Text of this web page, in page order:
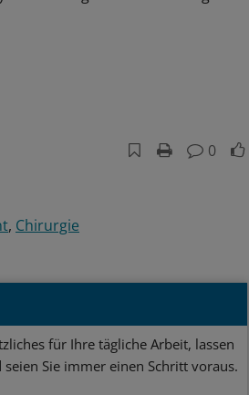
0
Chirurgie
für Ihre tägliche Arbeit, lassen
Sie immer einen Schritt voraus.